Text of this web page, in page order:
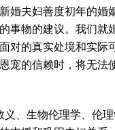
婚夫妇善度初年的婚
事物的建议。我们就
对的真实处境和实际
宠的信赖时，将无法
、生物伦理学、伦